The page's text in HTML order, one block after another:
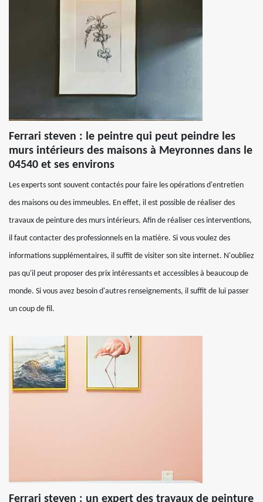
Ferrari steven : le peintre qui peut peindre les
murs intérieurs des maisons à Meyronnes dans le
04540 et ses environs
Les experts sont souvent contactés pour faire les opérations d'entretien
des maisons ou des immeubles. En effet, il est possible de réaliser des
travaux de peinture des murs intérieurs. Afin de réaliser ces interventions,
il faut contacter des professionnels en la matière. Si vous voulez des
informations supplémentaires, il suffit de visiter son site internet. N'oubliez
pas qu'il peut proposer des prix intéressants et accessibles à beaucoup de
monde. Si vous avez besoin d'autres renseignements, il suffit de lui passer
un coup de fil.
Ferrari steven : un expert des travaux de peinture